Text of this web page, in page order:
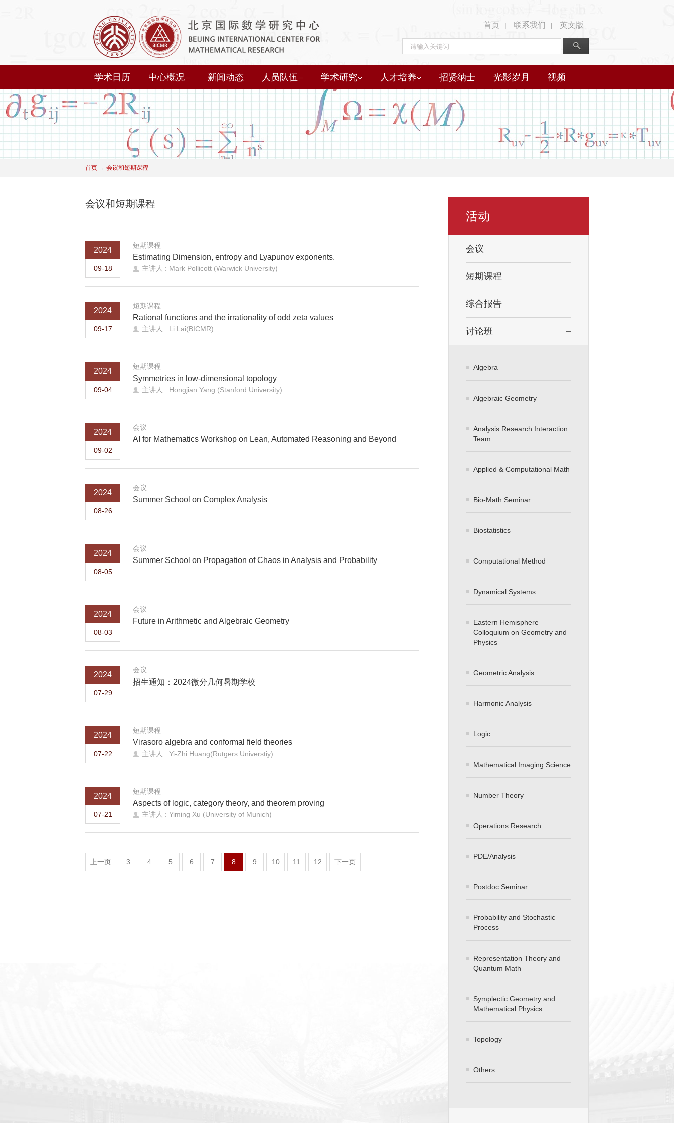
首页 | 联系我们 | 英文版
学术日历 中心概况 新闻动态 人员队伍 学术研究 人才培养 招贤纳士 光影岁月 视频
首页 → 会议和短期课程
会议和短期课程
2024
09-18
短期课程
Estimating Dimension, entropy and Lyapunov exponents.
主讲人 : Mark Pollicott (Warwick University)
2024
09-17
短期课程
Rational functions and the irrationality of odd zeta values
主讲人 : Li Lai(BICMR)
2024
09-04
短期课程
Symmetries in low-dimensional topology
主讲人 : Hongjian Yang (Stanford University)
2024
09-02
会议
AI for Mathematics Workshop on Lean, Automated Reasoning and Beyond
2024
08-26
会议
Summer School on Complex Analysis
2024
08-05
会议
Summer School on Propagation of Chaos in Analysis and Probability
2024
08-03
会议
Future in Arithmetic and Algebraic Geometry
2024
07-29
会议
招生通知：2024微分几何暑期学校
2024
07-22
短期课程
Virasoro algebra and conformal field theories
主讲人 : Yi-Zhi Huang(Rutgers Universtiy)
2024
07-21
短期课程
Aspects of logic, category theory, and theorem proving
主讲人 : Yiming Xu (University of Munich)
上一页 3 4 5 6 7 8 9 10 11 12 下一页
活动
会议
短期课程
综合报告
讨论班
Algebra
Algebraic Geometry
Analysis Research Interaction
Team
Applied & Computational Math
Bio-Math Seminar
Biostatistics
Computational Method
Dynamical Systems
Eastern Hemisphere
Colloquium on Geometry and
Physics
Geometric Analysis
Harmonic Analysis
Logic
Mathematical Imaging Science
Number Theory
Operations Research
PDE/Analysis
Postdoc Seminar
Probability and Stochastic
Process
Representation Theory and
Quantum Math
Symplectic Geometry and
Mathematical Physics
Topology
Others